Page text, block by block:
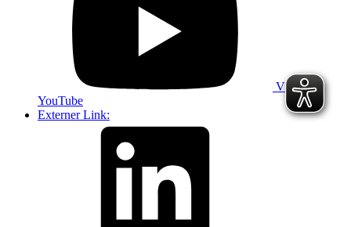
VdK auf
YouTube
Externer Link: